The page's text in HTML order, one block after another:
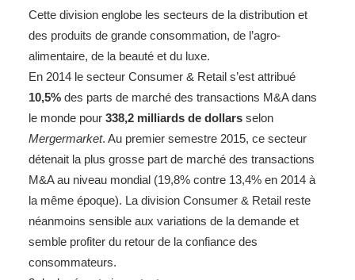
Cette division englobe les secteurs de la distribution et
des produits de grande consommation, de l’agro-
alimentaire, de la beauté et du luxe.
En 2014 le secteur Consumer & Retail s’est attribué
10,5% des parts de marché des transactions M&A dans
le monde pour 338,2 milliards de dollars selon
Mergermarket. Au premier semestre 2015, ce secteur
détenait la plus grosse part de marché des transactions
M&A au niveau mondial (19,8% contre 13,4% en 2014 à
la même époque). La division Consumer & Retail reste
néanmoins sensible aux variations de la demande et
semble profiter du retour de la confiance des
consommateurs.